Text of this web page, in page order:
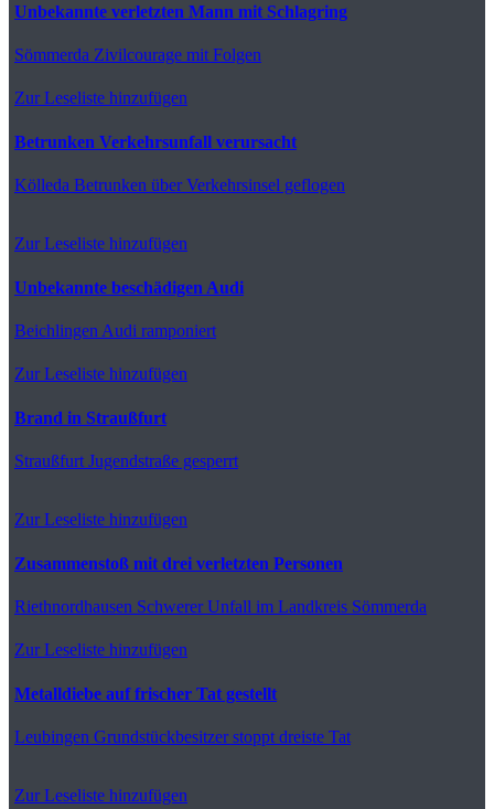
Unbekannte verletzten Mann mit Schlagring
Sömmerda Zivilcourage mit Folgen
Zur Leseliste hinzufügen
Betrunken Verkehrsunfall verursacht
Kölleda Betrunken über Verkehrsinsel geflogen
Zur Leseliste hinzufügen
Unbekannte beschädigen Audi
Beichlingen Audi ramponiert
Zur Leseliste hinzufügen
Brand in Straußfurt
Straußfurt Jugendstraße gesperrt
Zur Leseliste hinzufügen
Zusammenstoß mit drei verletzten Personen
Riethnordhausen Schwerer Unfall im Landkreis Sömmerda
Zur Leseliste hinzufügen
Metalldiebe auf frischer Tat gestellt
Leubingen Grundstückbesitzer stoppt dreiste Tat
Zur Leseliste hinzufügen